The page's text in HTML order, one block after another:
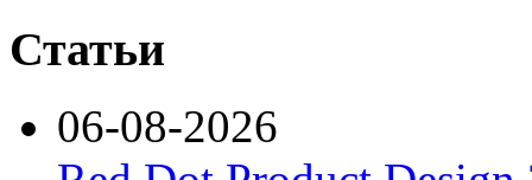
Статьи
06-08-2026